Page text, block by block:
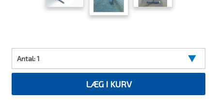
Antal:1
LÆG I KURV